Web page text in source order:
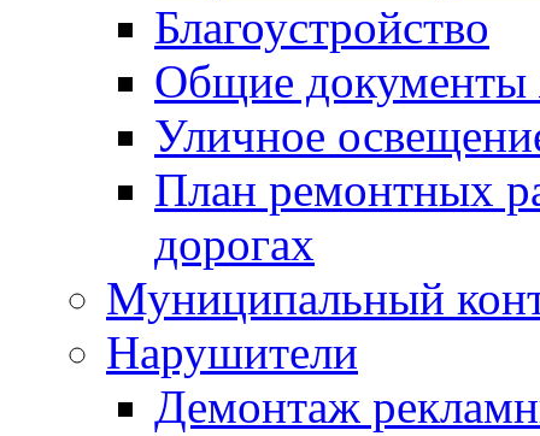
Благоустройство
Общие
Уличное
План ремонтных
дорогах
Муниципальный
Нарушители
Демонтаж